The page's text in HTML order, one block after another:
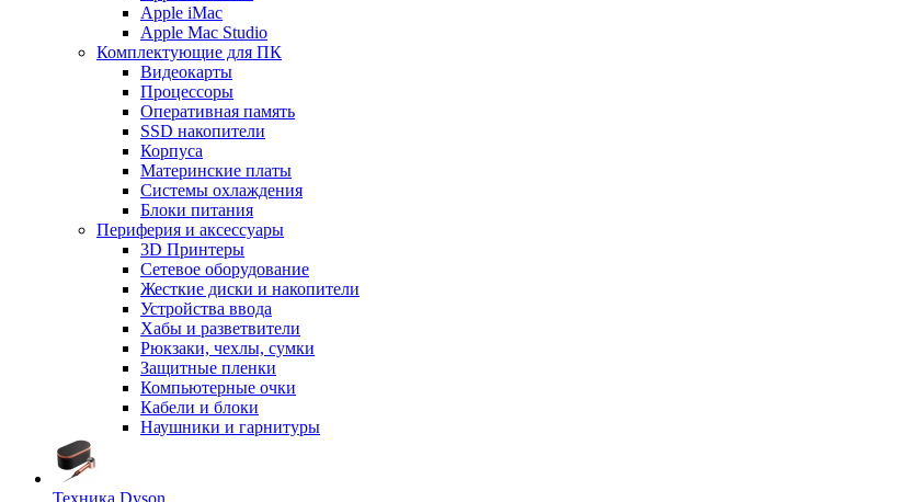
Apple iMac
Apple Mac Studio
Комплектующие для ПК
Видеокарты
Процессоры
Оперативная память
SSD накопители
Корпуса
Материнские платы
Системы охлаждения
Блоки питания
Периферия и аксессуары
3D Принтеры
Сетевое оборудование
Жесткие диски и накопители
Устройства ввода
Хабы и разветвители
Рюкзаки, чехлы, сумки
Защитные пленки
Компьютерные очки
Кабели и блоки
Наушники и гарнитуры
Техника Dyson